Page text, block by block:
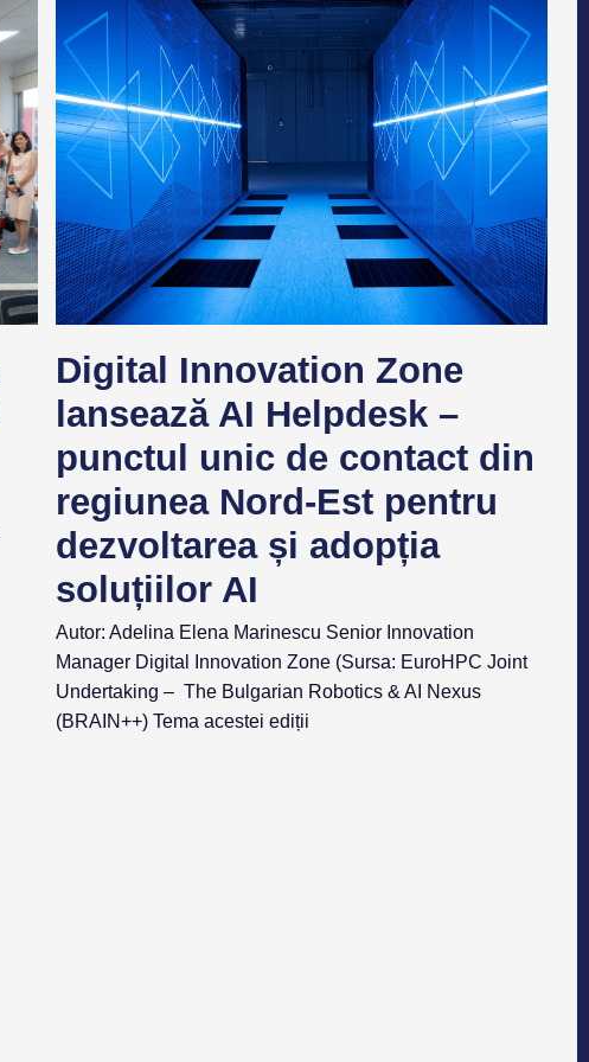
Digital Innovation Zone
lansează AI Helpdesk –
punctul unic de contact din
regiunea Nord-Est pentru
dezvoltarea și adopția
soluțiilor AI
Autor: Adelina Elena Marinescu Senior Innovation
Manager Digital Innovation Zone (Sursa: EuroHPC Joint
Undertaking – The Bulgarian Robotics & AI Nexus
(BRAIN++) Tema acestei ediții